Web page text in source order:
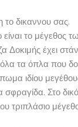
δικαννου σας.
το μέγεθος
Δοκιμής έχει
τα όπλα που
ιδίου
σφραγίδα. Στο
τριπλάσιο